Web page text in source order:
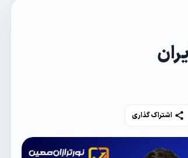
اشتراک گذاری